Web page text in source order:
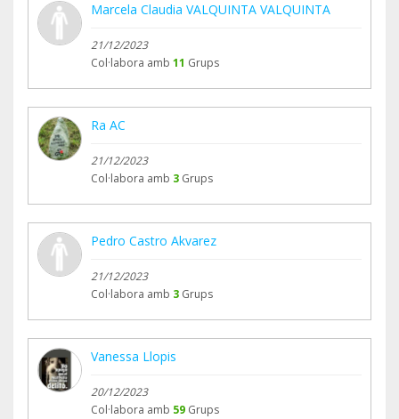
Marcela Claudia VALQUINTA VALQUINTA
21/12/2023
Col·labora amb 11 Grups
Ra AC
21/12/2023
Col·labora amb 3 Grups
Pedro Castro Akvarez
21/12/2023
Col·labora amb 3 Grups
Vanessa Llopis
20/12/2023
Col·labora amb 59 Grups